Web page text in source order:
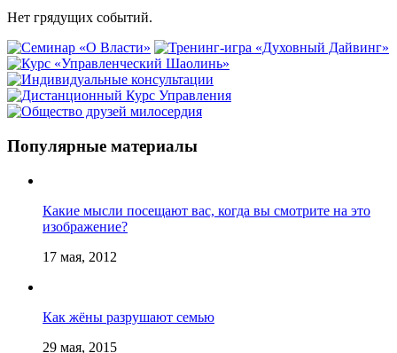
Нет грядущих событий.
Популярные материалы
Какие мысли посещают вас, когда вы смотрите на это
изображение?
17 мая, 2012
Как жёны разрушают семью
29 мая, 2015